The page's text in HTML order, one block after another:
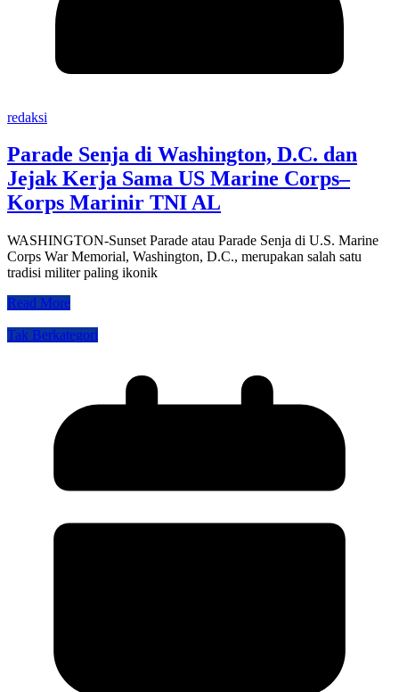
redaksi
Parade Senja di Washington, D.C. dan
Jejak Kerja Sama US Marine Corps–
Korps Marinir TNI AL
WASHINGTON-Sunset Parade atau Parade Senja di U.S. Marine
Corps War Memorial, Washington, D.C., merupakan salah satu
tradisi militer paling ikonik
Read More
Tak Berkategori